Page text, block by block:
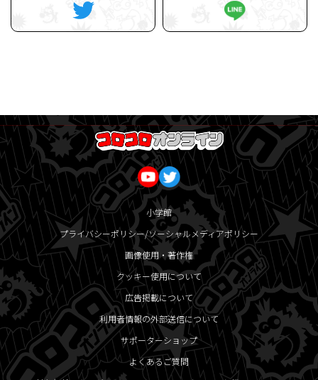
小学館
プライバシーポリシー/ソーシャルメディアポリシー
画像使用・著作権
クッキー使用について
広告掲載について
利用者情報の外部送信について
サポーターショップ
よくあるご質問